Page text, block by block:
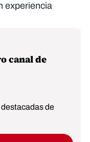
experiencia
canal de
de